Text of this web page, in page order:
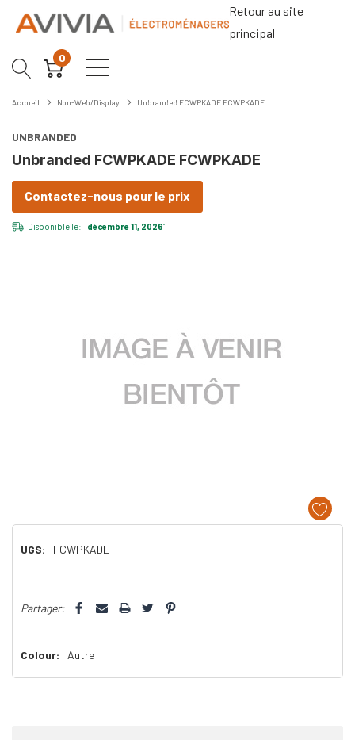
Retour au site
principal
0
Accueil Non-Web/Display Unbranded FCWPKADE FCWPKADE
UNBRANDED
Unbranded FCWPKADE FCWPKADE
Contactez-nous pour le prix
Disponible le: décembre 11, 2026*
UGS: FCWPKADE
vous!
n’en
reste
Partager:
Colour: Autre